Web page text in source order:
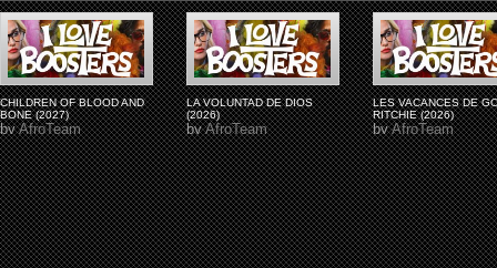
CHILDREN OF BLOOD AND
BONE (2027)
byAfroTeam
LA VOLUNTAD DE DIOS
(2026)
byAfroTeam
LES VACANCES DE
RITCHIE (2026)
byAfroTeam